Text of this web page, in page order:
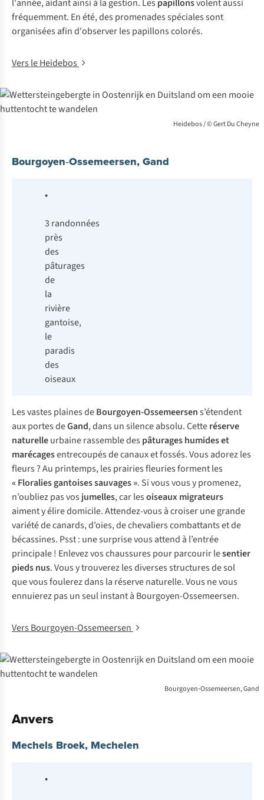
l'année, aidant ainsi à la gestion. Les papillonsvolent aussi
fréquemment. En été, des promenades spéciales sont
organisées afin d'observer les papillons colorés.
Vers le Heidebos
Heidebos / © Gert Du Cheyne
Bourgoyen‑Ossemeersen, Gand
•
3 randonnées
près
des
pâturages
de
la
rivière
gantoise,
le
paradis
des
oiseaux
Les vastes plaines deBourgoyen-Ossemeersens’étendent
aux portes deGand, dans un silence absolu. Cetteréserve
naturelleurbaine rassemble des pâturages humides et
marécagesentrecoupés de canaux et fossés. Vous adorez les
fleurs ? Au printemps, les prairies fleuries forment les
« Floralies gantoises sauvages ». Si vous vous y promenez,
n’oubliez pas vos jumelles, car lesoiseaux migrateurs
aiment y élire domicile. Attendez-vous à croiser une grande
variété de canards, d’oies, de chevaliers combattants et de
bécassines. Psst : une surprise vous attend à l’entrée
principale ! Enlevez vos chaussures pour parcourir lesentier
pieds nus. Vous y trouverez les diverses structures de sol
que vous foulerez dans la réserve naturelle. Vous ne vous
ennuierez pas un seul instant à Bourgoyen-Ossemeersen.
Vers Bourgoyen-Ossemeersen
Bourgoyen‑Ossemeersen, Gand
Anvers
Mechels Broek, Mechelen
•